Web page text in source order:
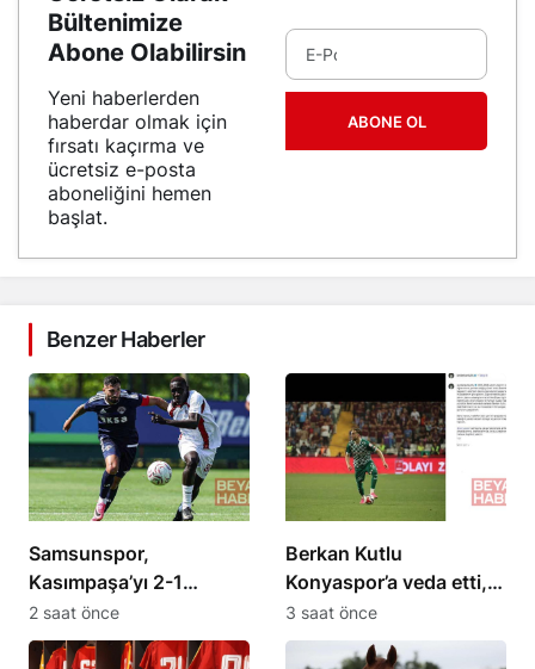
Bültenimize
Abone Olabilirsin
Yeni haberlerden
haberdar olmak için
fırsatı kaçırma ve
ücretsiz e-posta
aboneliğini hemen
başlat.
ABONE OL
Benzer Haberler
Samsunspor,
Kasımpaşa’yı 2-1
mağlup etti; ikinci maç
19.00’da
2 saat önce
Berkan Kutlu
Konyaspor’a veda etti,
yeni bir projeye
hazırlanıyor
3 saat önce